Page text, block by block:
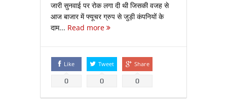
जारी सुनवाई पर रोक लगा दी थी जिसकी वजह से
आज बाजार में फ्यूचर ग्रुप से जुड़ी कंपनियों के
दाम... Read more
Like
0
Tweet
0
Share
0